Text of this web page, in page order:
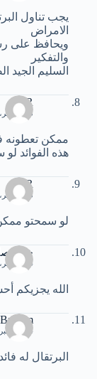
يجب تناول
الامراض
ويحافظ على
والتفكير
السليم الجيد
R_❣
23 نوفمبر، 2016 | 4:26 م
ممكن تعطونه
هذه الفوائد
R_❣
23 نوفمبر، 2016 | 4:29 م
لو سمحتو
خالد
24 نوفمبر، 2016 | 4:32 ص
الله يجزيكم
Brahim
24 ديسمبر، 2016 | 5:41 م
البرتقال له